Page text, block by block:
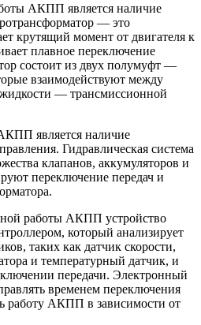
АКПП является наличие
— это
крутящий момент от двигателя к
плавное переключение
состоит из двух полумуфт —
взаимодействуют между
— трансмиссионной
является наличие
Гидравлическая система
клапанов, аккумуляторов и
переключение передач и
работы АКПП устройство
который анализирует
таких как датчик скорости,
и температурный датчик, и
передачи. Электронный
временем переключения
работу АКПП в зависимости от